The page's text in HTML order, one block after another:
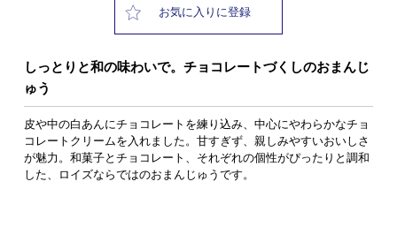
お気に入りに登録
しっとりと和の味わいで。チョコレートづくしのおまんじ
ゅう
皮や中の白あんにチョコレートを練り込み、中心にやわらかなチョ
コレートクリームを入れました。甘すぎず、親しみやすいおいしさ
が魅力。和菓子とチョコレート、それぞれの個性がぴったりと調和
した、ロイズならではのおまんじゅうです。